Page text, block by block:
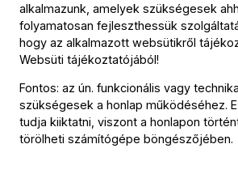
Közreműködők
Művészeti vezető
Midori Seiler
Szólista
Dinyés Soma(csembaló)
alkalmazunk, amelyek szükségesek
folyamatosan fejleszthessük
hogy az alkalmazott websütikről
Websüti tájékoztatójából!
Fontos: az ún. funkcionális vagy
szükségesek a honlap működéséhez.
tudja kiiktatni, viszont a honlapon
törölheti számítógépe böngészőjében.